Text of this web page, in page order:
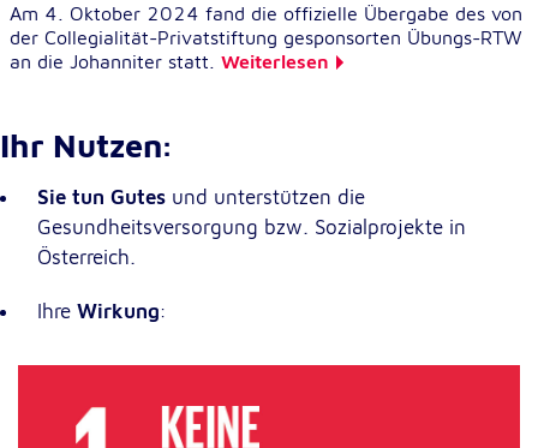
Am 4. Oktober 2024 fand die offizielle Übergabe des von
der Collegialität-Privatstiftung gesponsorten Übungs-RTW
an die Johanniter statt. Weiterlesen
Ihr Nutzen:
Sie tun Gutes und unterstützen die
Gesundheitsversorgung bzw. Sozialprojekte in
Österreich.
Ihre Wirkung: